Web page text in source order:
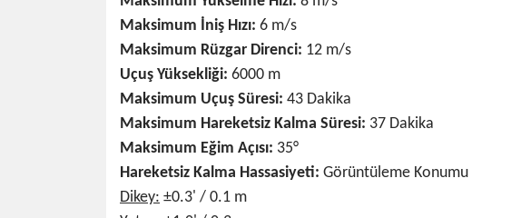
Maksimum İniş Hızı: 6 m/s
Maksimum Rüzgar Direnci: 12 m/s
Uçuş Yüksekliği: 6000 m
Maksimum Uçuş Süresi: 43 Dakika
Maksimum Hareketsiz Kalma Süresi: 37 Dakika
Maksimum Eğim Açısı: 35°
Hareketsiz Kalma Hassasiyeti: Görüntüleme Konumu
Dikey: ±0.3' / 0.1 m